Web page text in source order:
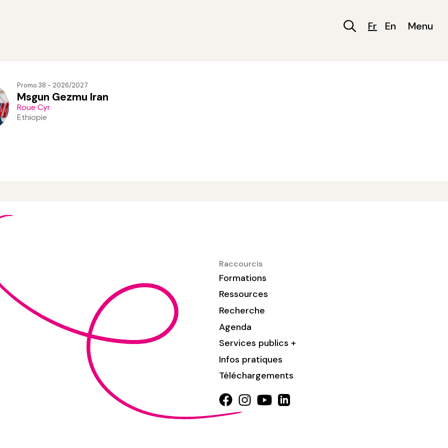
Fr En Menu
Promo 38 - 2026/2027
Msgun Gezmu Iran
Roue Cyr
Ethiopie
Raccourcis
Formations
Ressources
Recherche
Agenda
Services publics +
Infos pratiques
Téléchargements